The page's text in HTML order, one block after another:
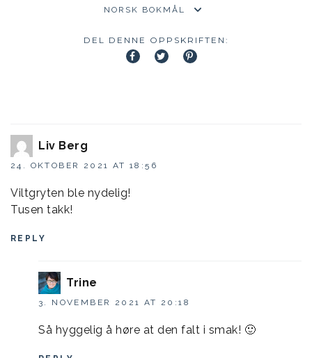
DEL DENNE OPPSKRIFTEN:
Liv Berg
24. OKTOBER 2021 AT 18:56
Viltgryten ble nydelig!
Tusen takk!
REPLY
Trine
3. NOVEMBER 2021 AT 20:18
Så hyggelig å høre at den falt i smak! 🙂